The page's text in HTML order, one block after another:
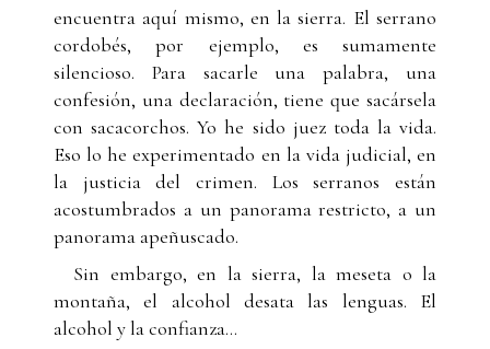
encuentra aquí mismo, en la sierra. El serrano
cordobés, por ejemplo, es sumamente
silencioso. Para sacarle una palabra, una
confesión, una declaración, tiene que sacársela
con sacacorchos. Yo he sido juez toda la vida.
Eso lo he experimentado en la vida judicial, en
la justicia del crimen. Los serranos están
acostumbrados a un panorama restricto, a un
panorama apeñuscado.
Sin embargo, en la sierra, la meseta o la
montaña, el alcohol desata las lenguas. El
alcohol y la confianza...